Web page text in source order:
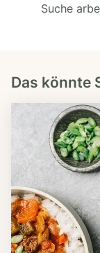
Suche
Das könnte